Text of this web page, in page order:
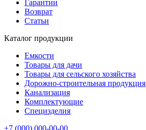
Гарантии
Возврат
Статьи
Каталог продукции
Емкости
Товары для дачи
Товары для сельского хозяйства
Дорожно-строительная продукция
Канализация
Комплектующие
Специзделия